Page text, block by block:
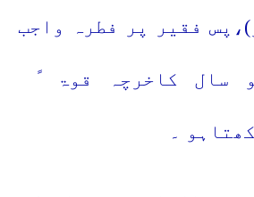
فقیر پر فطرہ واجب
سال کاخرچہ قوۃ
۔